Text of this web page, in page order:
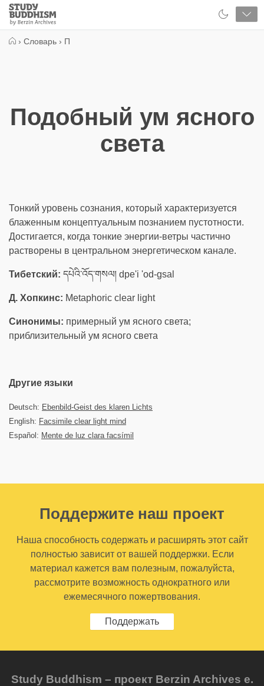
Close
Study
Buddhism
› Словарь › П
Подобный ум ясного
света
Тонкий уровень сознания, который характеризуется
блаженным концептуальным познанием пустотности.
Достигается, когда тонкие энергии-ветры частично
растворены в центральном энергетическом канале.
Тибетский: དཔེའི་འོད་གསལ། dpe'i 'od-gsal
Д. Хопкинс: Metaphoric clear light
Синонимы: примерный ум ясного света;
приблизительный ум ясного света
Другие языки
Deutsch: Ebenbild-Geist des klaren Lichts
English: Facsimile clear light mind
Español: Mente de luz clara facsímil
Поддержите наш проект
Наша способность содержать и расширять этот сайт
полностью зависит от вашей поддержки. Если
материал кажется вам полезным, пожалуйста,
рассмотрите возможность однократного или
ежемесячного пожертвования.
Поддержать
Study Buddhism – проект Berzin Archives e.